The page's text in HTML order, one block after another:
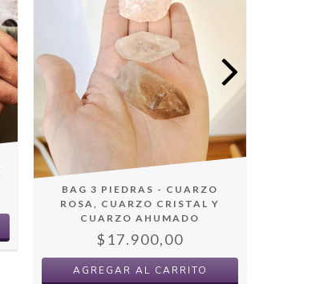
BAG 3 PIEDRAS - CUARZO
ROSA, CUARZO CRISTAL Y
CUARZO AHUMADO
$17.900,00